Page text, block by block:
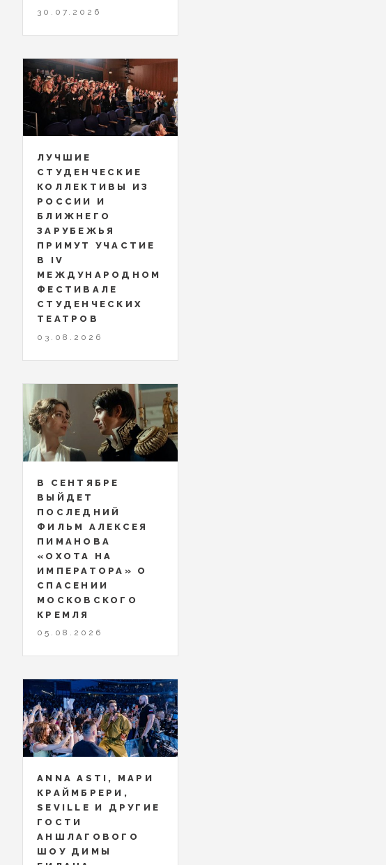
30.07.2026
ЛУЧШИЕ
СТУДЕНЧЕСКИЕ
КОЛЛЕКТИВЫ ИЗ
РОССИИ И
БЛИЖНЕГО
ЗАРУБЕЖЬЯ
ПРИМУТ УЧАСТИЕ
В IV
МЕЖДУНАРОДНОМ
ФЕСТИВАЛЕ
СТУДЕНЧЕСКИХ
ТЕАТРОВ
03.08.2026
В СЕНТЯБРЕ
ВЫЙДЕТ
ПОСЛЕДНИЙ
ФИЛЬМ АЛЕКСЕЯ
ПИМАНОВА
«ОХОТА НА
ИМПЕРАТОРА» О
СПАСЕНИИ
МОСКОВСКОГО
КРЕМЛЯ
05.08.2026
ANNA ASTI, МАРИ
КРАЙМБРЕРИ,
SEVILLE И ДРУГИЕ
ГОСТИ
АНШЛАГОВОГО
ШОУ ДИМЫ